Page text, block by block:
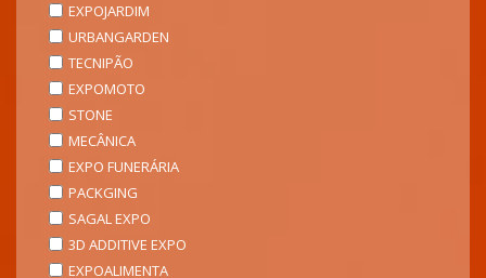
EXPOJARDIM
URBANGARDEN
TECNIPÃO
EXPOMOTO
STONE
MECÂNICA
EXPO FUNERÁRIA
PACKGING
SAGAL EXPO
3D ADDITIVE EXPO
EXPOALIMENTA